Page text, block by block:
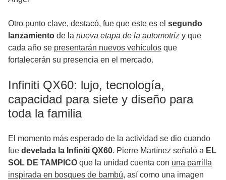
Otro punto clave, destacó, fue que este es el segundo
lanzamiento de la nueva etapa de la automotriz y que
cada año se presentarán nuevos vehículos que
fortalecerán su presencia en el mercado.
Infiniti QX60: lujo, tecnología,
capacidad para siete y diseño para
toda la familia
El momento más esperado de la actividad se dio cuando
fue develada la Infiniti QX60. Pierre Martínez señaló a EL
SOL DE TAMPICO que la unidad cuenta con una parrilla
inspirada en bosques de bambú, así como una imagen